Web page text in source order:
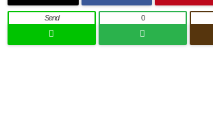
Send 0